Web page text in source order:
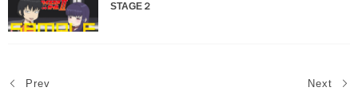
STAGE２
Prev Next